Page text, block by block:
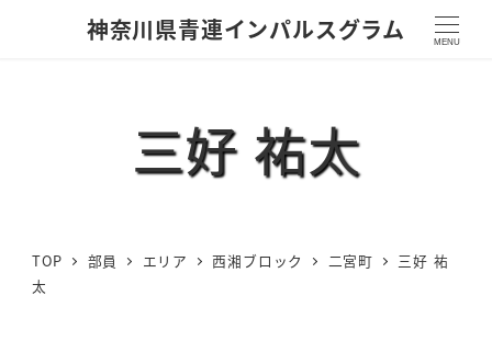
神奈川県青連インパルスグラム MENU
三好 祐太
TOP 部員 エリア 西湘ブロック 二宮町
三好 祐
太